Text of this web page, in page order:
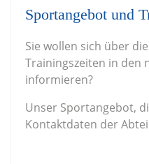
Sportangebot und
Sie wollen sich über
Trainingszeiten in den
informieren?
Unser Sportangebot,
Kontaktdaten der